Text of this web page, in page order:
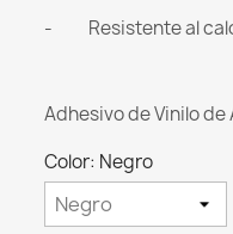
- Resistente al
Adhesivo de Vinilo de
Color: Negro